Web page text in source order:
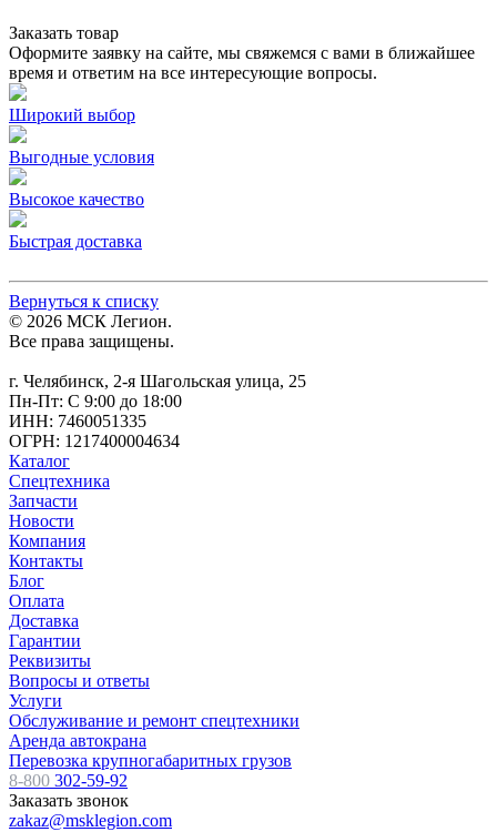
Заказать товар
Оформите заявку на сайте, мы свяжемся с вами в ближайшее
время и ответим на все интересующие вопросы.
Широкий выбор
Выгодные условия
Высокое качество
Быстрая доставка
Вернуться к списку
© 2026 МСК Легион.
Все права защищены.
г. Челябинск, 2-я Шагольская улица, 25
Пн-Пт: С 9:00 до 18:00
ИНН: 7460051335
ОГРН: 1217400004634
Каталог
Спецтехника
Запчасти
Новости
Компания
Контакты
Блог
Оплата
Доставка
Гарантии
Реквизиты
Вопросы и ответы
Услуги
Обслуживание и ремонт спецтехники
Аренда автокрана
Перевозка крупногабаритных грузов
8-800 302-59-92
Заказать звонок
zakaz@msklegion.com